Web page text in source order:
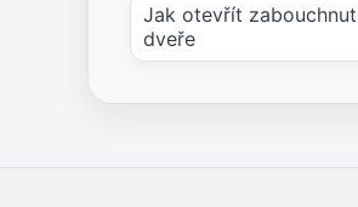
Jak otevřít
dveře